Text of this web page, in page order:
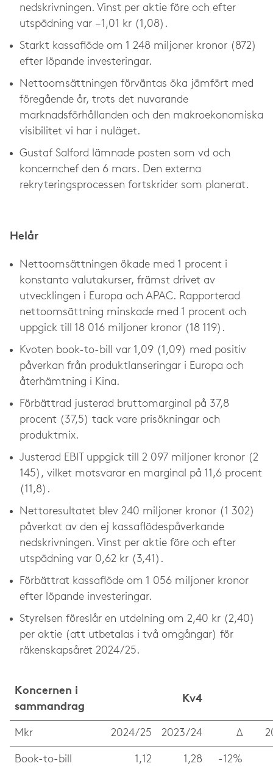
nedskrivningen. Vinst per aktie före och efter
utspädning var −1,01 kr (1,08).
Starkt kassaflöde om 1 248 miljoner kronor (872)
efter löpande investeringar.
Nettoomsättningen förväntas öka jämfört med
föregående år, trots det nuvarande
marknadsförhållanden och den makroekonomiska
visibilitet vi har i nuläget.
Gustaf Salford lämnade posten som vd och
koncernchef den 6 mars. Den externa
rekryteringsprocessen fortskrider som planerat.
Helår
Nettoomsättningen ökade med 1 procent i
konstanta valutakurser, främst drivet av
utvecklingen i Europa och APAC. Rapporterad
nettoomsättning minskade med 1 procent och
uppgick till 18 016 miljoner kronor (18 119).
Kvoten book-to-bill var 1,09 (1,09) med positiv
påverkan från produktlanseringar i Europa och
återhämtning i Kina.
Förbättrad justerad bruttomarginal på 37,8
procent (37,5) tack vare prisökningar och
produktmix.
Justerad EBIT uppgick till 2 097 miljoner kronor (2
145), vilket motsvarar en marginal på 11,6 procent
(11,8).
Nettoresultatet blev 240 miljoner kronor (1 302)
påverkat av den ej kassaflödespåverkande
nedskrivningen. Vinst per aktie före och efter
utspädning var 0,62 kr (3,41).
Förbättrat kassaflöde om 1 056 miljoner kronor
efter löpande investeringar.
Styrelsen föreslår en utdelning om 2,40 kr (2,40)
per aktie (att utbetalas i två omgångar) för
räkenskapsåret 2024/25.
Koncernen i
sammandrag
Kv4
Mkr 2024/25 2023/24 Δ
Book-to-bill 1,12 1,28 -12%